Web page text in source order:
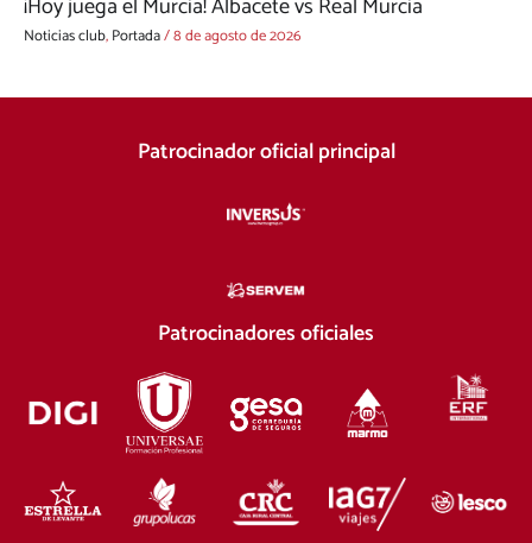
Noticias club,Portada/8 de agosto de 2026
Patrocinador oficial principal
Patrocinadores oficiales